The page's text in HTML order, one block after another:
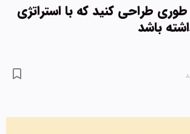
طراحی کنید که با استراتژی
باشد